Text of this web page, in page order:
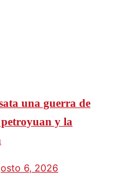
una guerra de
y la
6, 2026